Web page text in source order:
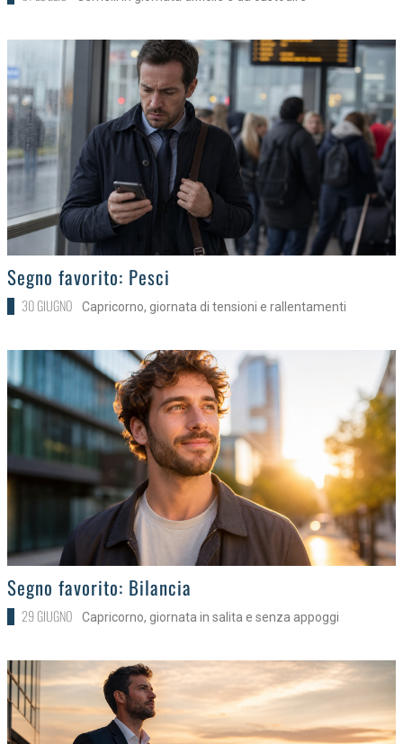
>
Segno favorito: Pesci
30 GIUGNO Capricorno, giornata di tensioni e rallentamenti
>
Segno favorito: Bilancia
29 GIUGNO Capricorno, giornata in salita e senza appoggi